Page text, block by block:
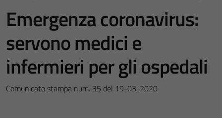
Emergenza coronavirus:
servono medici e
infermieri per gli ospedali
Comunicato stampa num. 35 del 19-03-2020